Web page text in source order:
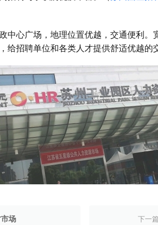
中心广场，地理位置优越，交通便利。
给招聘单位和各类人才提供舒适优越的
场 下一